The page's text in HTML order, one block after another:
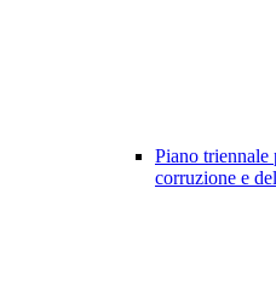
Piano triennale
corruzione e